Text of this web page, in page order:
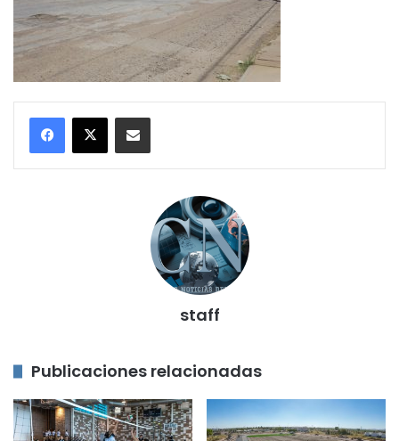
Compartir por correo electrónico
staff
Publicaciones relacionadas